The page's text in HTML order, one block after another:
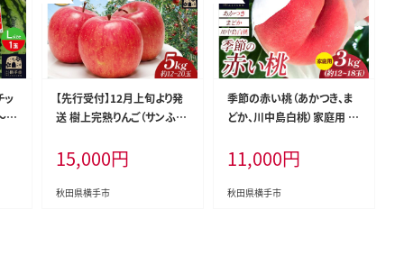
ッ
2.
【先行受付】12月上旬より発
送 樹上完熟りんご（サンふ
玉） 喜三郎農園 [先行予約
秋田県 横手市 林檎 リンゴ
りんご 果物 フルーツ 贈答
15,000円
秋田県横手市
季節の赤い桃（あかつき、ま
どか、川中島白桃）家庭用 約
農園 [秋田県 横手市 桃 も
も モモ 果物 フルーツ 家庭
用]
11,000円
秋田県横手市